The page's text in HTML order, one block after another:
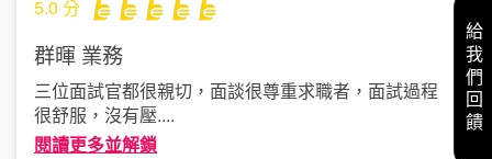
5.0 分
群暉 業務
三位面試官都很親切，面談很尊重求職者，面試過程
很舒服，沒有壓....
閱讀更多並解鎖
給我們回饋